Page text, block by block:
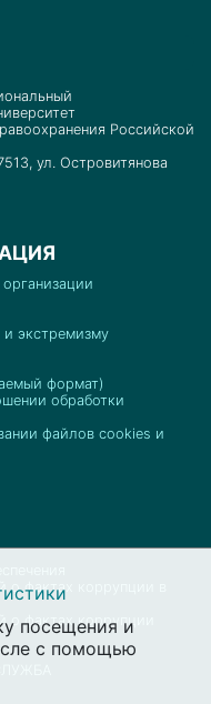
Российской
ул. Островитянова
экстремизму
формат)
обработки
файлов cookies и
о фактах коррупции в
о фактах коррупции
посещения и
с помощью